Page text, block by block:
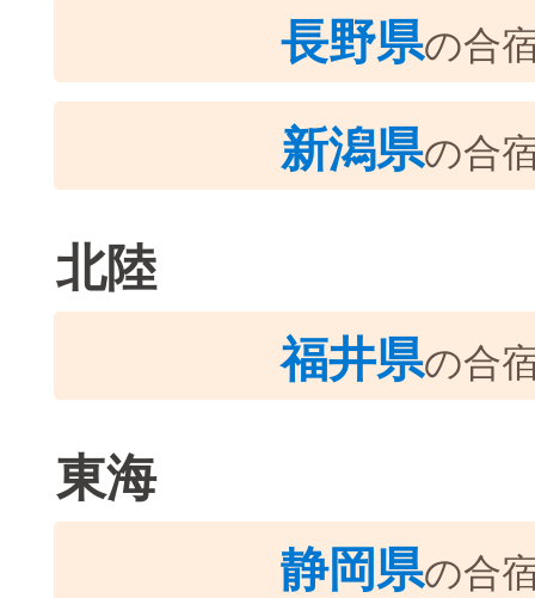
長野県の合
新潟県の合
北陸
福井県の合
東海
静岡県の合